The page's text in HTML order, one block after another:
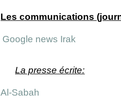
Les communications
Google news Irak
La presse écrite:
Al-Sabah